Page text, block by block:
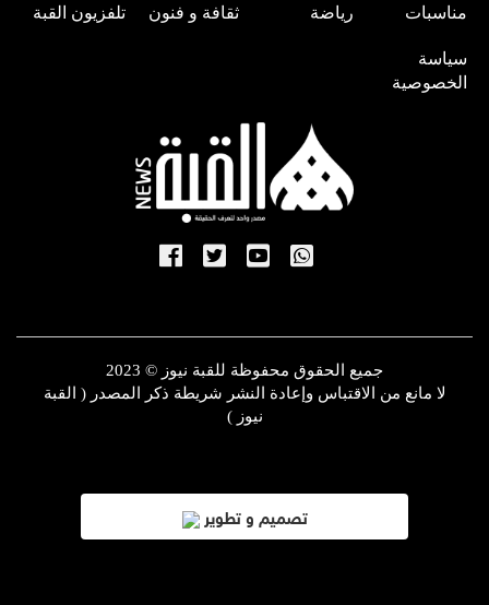
مناسبات رياضة ثقافة و فنون تلفزيون القبة
سياسة
الخصوصية
جميع الحقوق محفوظة للقبة نيوز © 2023
لا مانع من الاقتباس وإعادة النشر شريطة ذكر المصدر ( القبة
نيوز )
تصميم و تطوير